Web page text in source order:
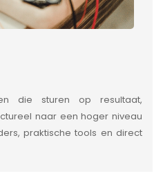
die sturen op resultaat,
naar een hoger niveau
praktische tools en direct